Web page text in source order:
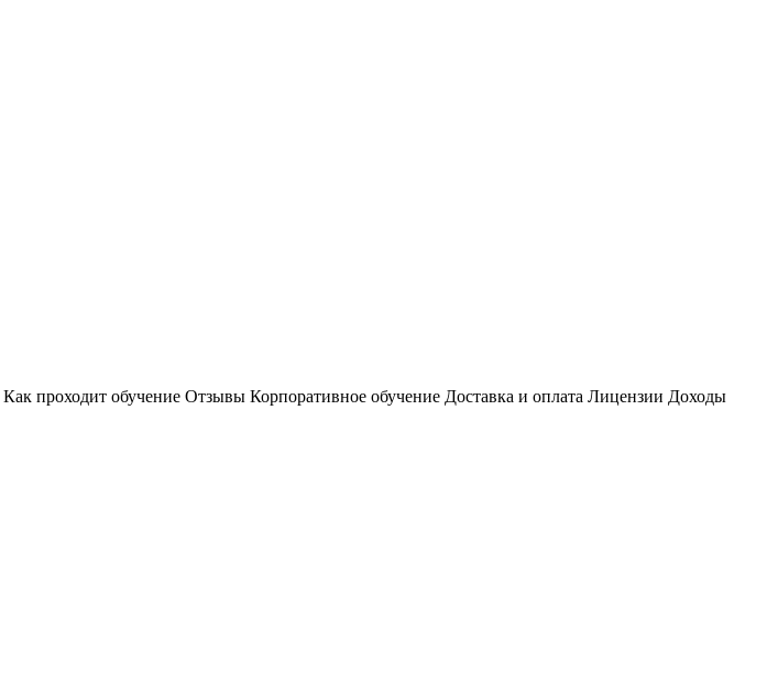
Как проходит обучение Отзывы Корпоративное обучение Доставка и оплата Лицензии Доходы